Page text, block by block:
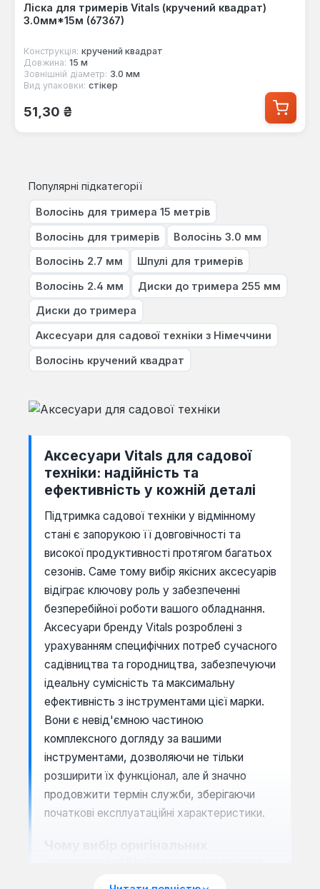
Ліска для тримерів Vitals (кручений квадрат)
3.0мм*15м (67367)
Конструкція: кручений квадрат
Довжина: 15 м
Зовнішній діаметр: 3.0 мм
Вид упаковки: стікер
Звичайна ціна:
51,30 ₴
Популярні підкатегорії
Волосінь для тримера 15 метрів
Волосінь для тримерів Волосінь 3.0 мм
Волосінь 2.7 мм Шпулі для тримерів
Волосінь 2.4 мм Диски до тримера 255 мм
Диски до тримера
Аксесуари для садової техніки з Німеччини
Волосінь кручений квадрат
Аксесуари Vitals для садової
техніки: надійність та
ефективність у кожній деталі
Підтримка садової техніки у відмінному
стані є запорукою її довговічності та
високої продуктивності протягом багатьох
сезонів. Саме тому вибір якісних аксесуарів
відіграє ключову роль у забезпеченні
безперебійної роботи вашого обладнання.
Аксесуари бренду Vitals розроблені з
урахуванням специфічних потреб сучасного
садівництва та городництва, забезпечуючи
ідеальну сумісність та максимальну
ефективність з інструментами цієї марки.
Вони є невід'ємною частиною
комплексного догляду за вашими
інструментами, дозволяючи не тільки
розширити їх функціонал, але й значно
продовжити термін служби, зберігаючи
початкові експлуатаційні характеристики.